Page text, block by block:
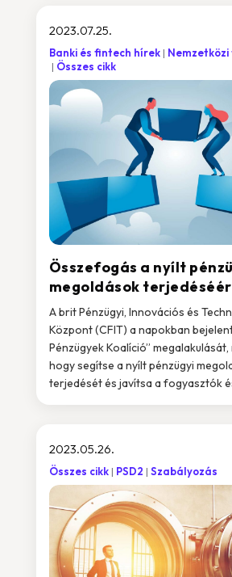
Összefogás a nyílt
megoldások
2023.07.25.
Banki és fintech hírek
Összes cikk
A brit Pénzügyi, Innovációs és
Központ (CFIT) a napokban
Pénzügyek Koalíció” megalakulását,
hogy segítse a nyílt pénzügyi
terjedését és javítsa a fogyasztók
2023.05.26.
Összes cikk PSD2 Szabályozás